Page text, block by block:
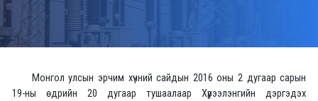
Монгол улсын эрчим хүчний сайдын 2016 оны 2 дугаар сарын
19-ны өдрийн 20 дугаар тушаалаар Хүрээлэнгийн дэргэдэх